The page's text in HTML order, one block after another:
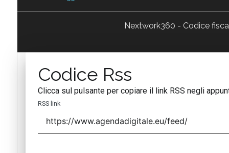
Nextwork360 - Codice
Codice Rss
Clicca sul pulsante per copiare il link RSS negli
RSS link